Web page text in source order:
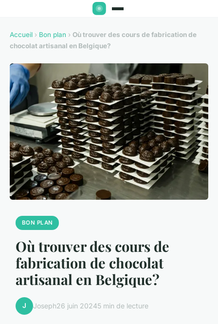
Accueil › Bon plan › Où trouver des cours de fabrication de
chocolat artisanal en Belgique?
BON PLAN
Où trouver des cours de
fabrication de chocolat
artisanal en Belgique?
J Joseph26 juin 20245 min de lecture